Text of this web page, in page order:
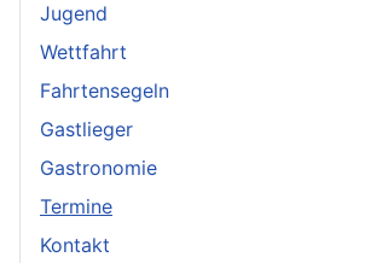
Jugend
Wettfahrt
Fahrtensegeln
Gastlieger
Gastronomie
Termine
Kontakt